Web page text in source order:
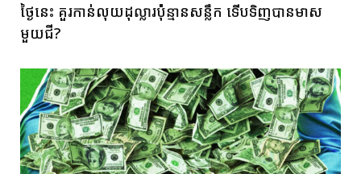
ថ្ងៃនេះ គួរកាន់លុយដុល្លារប៉ុន្មានសន្លឹក ទើបទិញបានមាស
មួយជី?